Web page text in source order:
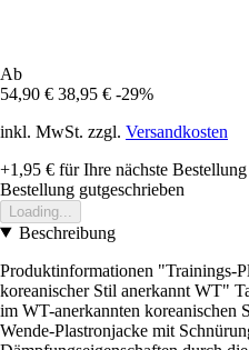
Ab
54,90 € 38,95 € -29%
inkl. MwSt. zzgl. Versandkosten
+1,95 € für Ihre nächste
Bestellung gutgeschrieben
Loading...
Beschreibung
Produktinformationen "Trainings-
koreanischer Stil anerkannt WT"
im WT-anerkannten koreanischen
Wende-Plastronjacke mit